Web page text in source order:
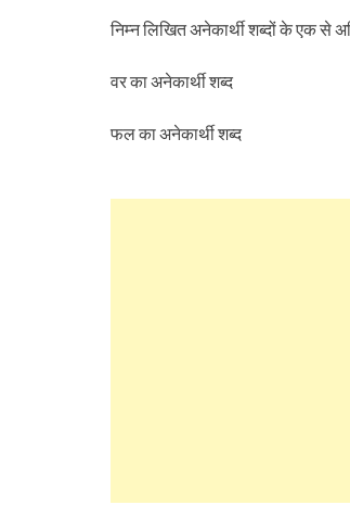
निम्न लिखित अनेकार्थी शब्दों के एक से
वर का अनेकार्थी शब्द
फल का अनेकार्थी शब्द